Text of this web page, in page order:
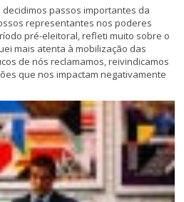
passos importantes da
representantes nos poderes
pré-eleitoral, refleti muito sobre o
mais atenta à mobilização das
de nós reclamamos, reivindicamos
que nos impactam negativamente